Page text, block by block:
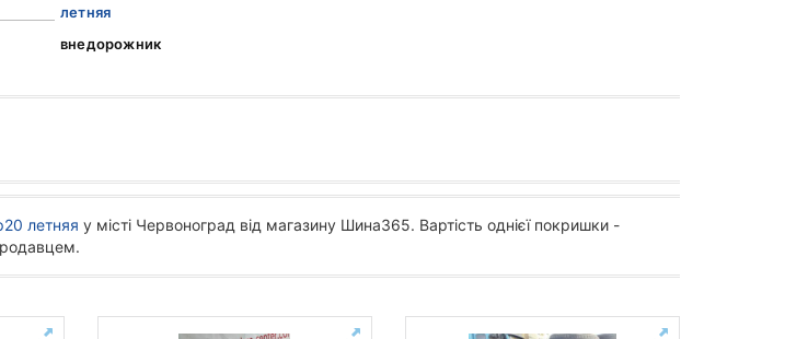
летняя
внедорожник
летняя у місті Червоноград від магазину Шина365. Вартість однієї покришки -